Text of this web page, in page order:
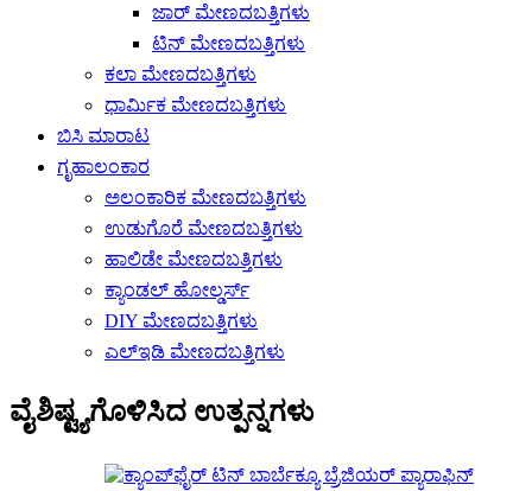
ಜಾರ್ ಮೇಣದಬತ್ತಿಗಳು
ಟಿನ್ ಮೇಣದಬತ್ತಿಗಳು
ಕಲಾ ಮೇಣದಬತ್ತಿಗಳು
ಧಾರ್ಮಿಕ ಮೇಣದಬತ್ತಿಗಳು
ಬಿಸಿ ಮಾರಾಟ
ಗೃಹಾಲಂಕಾರ
ಅಲಂಕಾರಿಕ ಮೇಣದಬತ್ತಿಗಳು
ಉಡುಗೊರೆ ಮೇಣದಬತ್ತಿಗಳು
ಹಾಲಿಡೇ ಮೇಣದಬತ್ತಿಗಳು
ಕ್ಯಾಂಡಲ್ ಹೋಲ್ಡರ್ಸ್
DIY ಮೇಣದಬತ್ತಿಗಳು
ಎಲ್ಇಡಿ ಮೇಣದಬತ್ತಿಗಳು
ವೈಶಿಷ್ಟ್ಯಗೊಳಿಸಿದ ಉತ್ಪನ್ನಗಳು